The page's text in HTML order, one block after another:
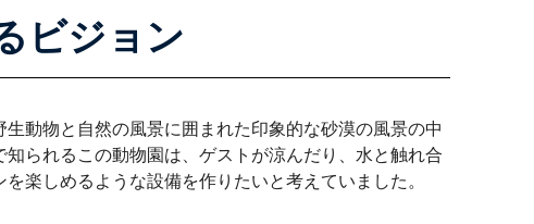
ビジョン
動物と自然の風景に囲まれた印象的な砂漠の風景の中
られるこの動物園は、ゲストが涼んだり、水と触れ合
楽しめるような設備を作りたいと考えていました。